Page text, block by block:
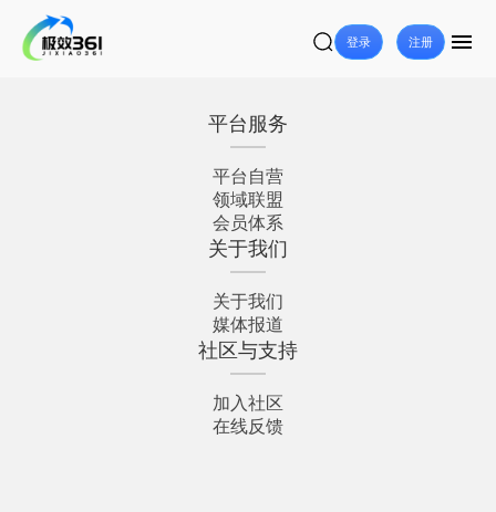
登录 注册
平台服务
平台自营
领域联盟
会员体系
关于我们
关于我们
媒体报道
社区与支持
加入社区
在线反馈